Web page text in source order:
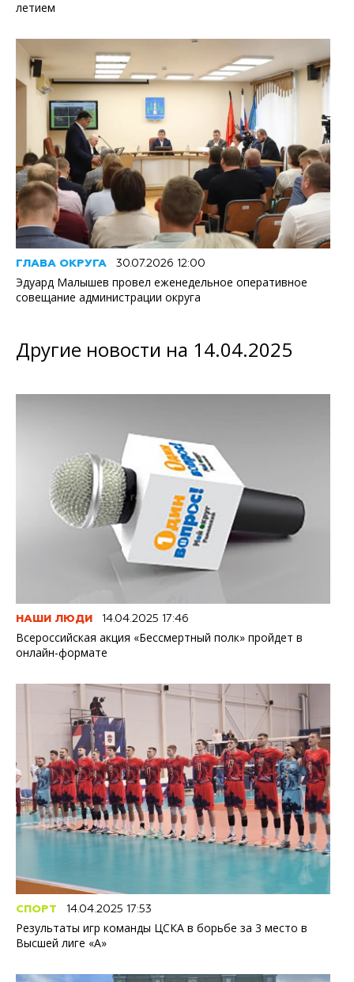
летием
ГЛАВА ОКРУГА 30.07.2026 12:00
Эдуард Малышев провел еженедельное оперативное
совещание администрации округа
Другие новости на 14.04.2025
НАШИ ЛЮДИ 14.04.2025 17:46
Всероссийская акция «Бессмертный полк» пройдет в
онлайн-формате
СПОРТ 14.04.2025 17:53
Результаты игр команды ЦСКА в борьбе за 3 место в
Высшей лиге «А»